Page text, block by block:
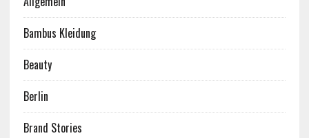
Bambus Kleidung
Beauty
Berlin
Brand Stories